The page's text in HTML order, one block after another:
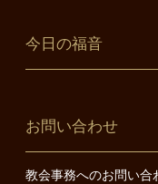
今日の福音
お問い合わせ
教会事務へのお問い合